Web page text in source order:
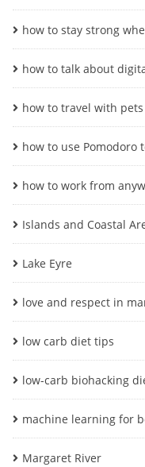
how to stay strong
how to talk about
how to travel with pets
how to use
how to work from
Islands and Coastal
Lake Eyre
love and respect in
low carb diet tips
low-carb biohacking
machine learning for
Margaret River